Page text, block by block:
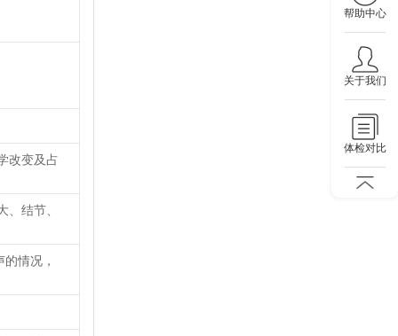
帮助中心
关于我们
体检对比
改变及占
结节、
情况，